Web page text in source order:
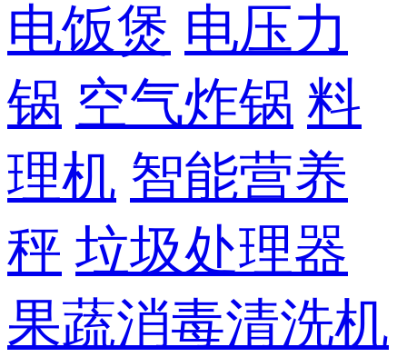
电饭煲 电压力
锅 空气炸锅 料
理机 智能营养
秤 垃圾处理器
果蔬消毒清洗机